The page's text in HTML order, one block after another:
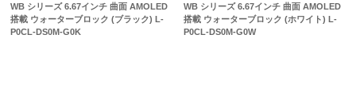
WB シリーズ 6.67インチ 曲面 AMOLED
搭載 ウォーターブロック (ブラック) L-
P0CL-DS0M-G0K
WB シリーズ 6.67インチ 曲面 AMOLED
搭載 ウォーターブロック (ホワイト) L-
P0CL-DS0M-G0W